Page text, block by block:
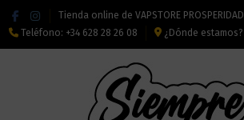
Tienda online de VAPSTORE PROSPERIDAD
Teléfono: +34 628 28 26 08 ¿Dónde estamos?